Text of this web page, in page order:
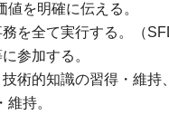
値を明確に伝える。
務を全て実行する。（
参加する。
技術的知識の習得・維
維持。